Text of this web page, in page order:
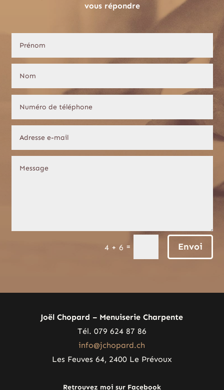
vous répondre
4 + 6 = Envoi
Joël Chopard – Menuiserie Charpente
Tél. 079 624 87 86
info@jchopard.ch
Les Feuves 64, 2400 Le Prévoux
Retrouvez moi sur Facebook